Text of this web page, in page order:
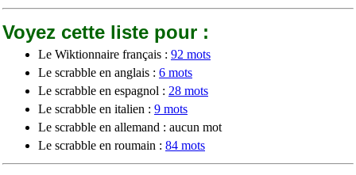
Voyez cette liste pour :
Le Wiktionnaire français : 92 mots
Le scrabble en anglais : 6 mots
Le scrabble en espagnol : 28 mots
Le scrabble en italien : 9 mots
Le scrabble en allemand : aucun mot
Le scrabble en roumain : 84 mots